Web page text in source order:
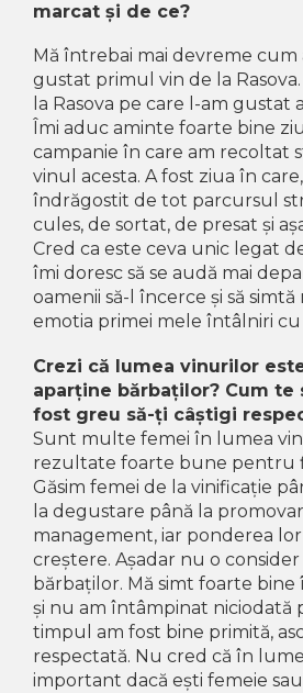
marcat și de ce?
Mă întrebai mai devreme cum
gustat primul vin de la
la Rasova pe care l-am gustat
Îmi aduc aminte foarte bine
campanie în care am recoltat
vinul acesta. A fost ziua în
îndrăgostit de tot parcursul
cules, de sortat, de presat și
Cred ca este ceva unic legat
îmi doresc să se audă mai
oamenii să-l încerce și să
emotia primei mele întâlniri cu
Crezi că lumea vinurilor
aparține bărbaților? Cum te
fost greu să-ți câștigi
Sunt multe femei în lumea
rezultate foarte bune pentru
Găsim femei de la vinificație
la degustare până la
management, iar ponderea
creștere. Așadar nu o
bărbaților. Mă simt foarte
și nu am întâmpinat niciodată
timpul am fost bine primită,
respectată. Nu cred că în
important dacă ești femeie